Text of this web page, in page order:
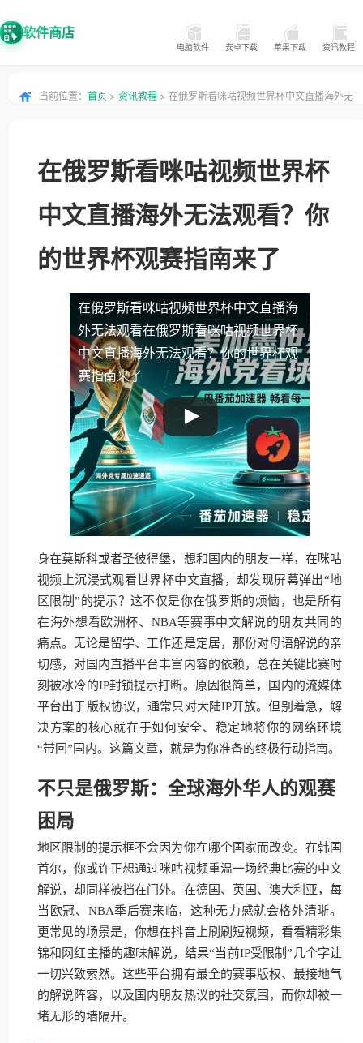
软件商店
电脑软件 安卓下载 苹果下载 资讯教程
当前位置： 首页 > 资讯教程 > 在俄罗斯看咪咕视频世界杯中文直播海外无
在俄罗斯看咪咕视频世界杯
中文直播海外无法观看？你
的世界杯观赛指南来了
在俄罗斯看咪咕视频世界杯中文直播海
外无法观看在俄罗斯看咪咕视频世界杯
中文直播海外无法观看？你的世界杯观
赛指南来了
身在莫斯科或者圣彼得堡，想和国内的朋友一样，在咪咕
视频上沉浸式观看世界杯中文直播，却发现屏幕弹出“地
区限制”的提示？这不仅是你在俄罗斯的烦恼，也是所有
在海外想看欧洲杯、NBA等赛事中文解说的朋友共同的
痛点。无论是留学、工作还是定居，那份对母语解说的亲
切感，对国内直播平台丰富内容的依赖，总在关键比赛时
刻被冰冷的IP封锁提示打断。原因很简单，国内的流媒体
平台出于版权协议，通常只对大陆IP开放。但别着急，解
决方案的核心就在于如何安全、稳定地将你的网络环境
“带回”国内。这篇文章，就是为你准备的终极行动指南。
不只是俄罗斯：全球海外华人的观赛
困局
地区限制的提示框不会因为你在哪个国家而改变。在韩国
首尔，你或许正想通过咪咕视频重温一场经典比赛的中文
解说，却同样被挡在门外。在德国、英国、澳大利亚，每
当欧冠、NBA季后赛来临，这种无力感就会格外清晰。
更常见的场景是，你想在抖音上刷刷短视频，看看精彩集
锦和网红主播的趣味解说，结果“当前IP受限制”几个字让
一切兴致索然。这些平台拥有最全的赛事版权、最接地气
的解说阵容，以及国内朋友热议的社交氛围，而你却被一
堵无形的墙隔开。